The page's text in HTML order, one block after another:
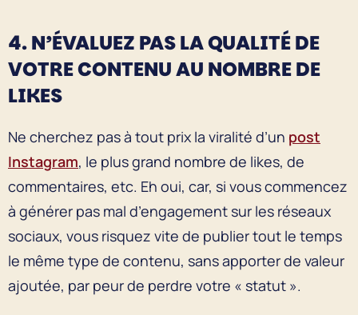
4. N’ÉVALUEZ PAS LA QUALITÉ DE
VOTRE CONTENU AU NOMBRE DE
LIKES
Ne cherchez pas à tout prix la viralité d’un post
Instagram, le plus grand nombre de likes, de
commentaires, etc. Eh oui, car, si vous commencez
à générer pas mal d’engagement sur les réseaux
sociaux, vous risquez vite de publier tout le temps
le même type de contenu, sans apporter de valeur
ajoutée, par peur de perdre votre « statut ».